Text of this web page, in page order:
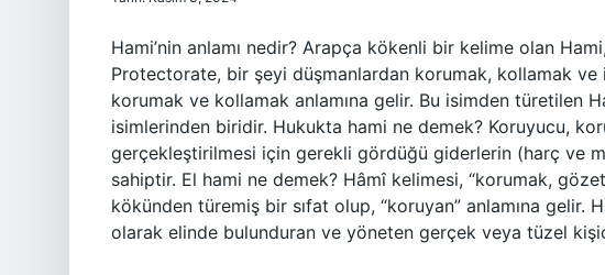
Hami’nin anlamı nedir? Arapça kökenli bir kelime olan
Protectorate, bir şeyi düşmanlardan korumak, kollamak ve
korumak ve kollamak anlamına gelir. Bu isimden türetilen
isimlerinden biridir. Hukukta hami ne demek? Koruyucu,
gerçekleştirilmesi için gerekli gördüğü giderlerin (harç ve
sahiptir. El hami ne demek? Hâmî kelimesi, “korumak,
kökünden türemiş bir sıfat olup, “koruyan” anlamına gelir.
olarak elinde bulunduran ve yöneten gerçek veya tüzel